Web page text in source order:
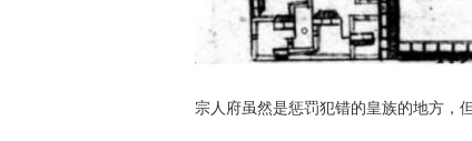
宗人府虽然是惩罚犯错的皇族的地方，